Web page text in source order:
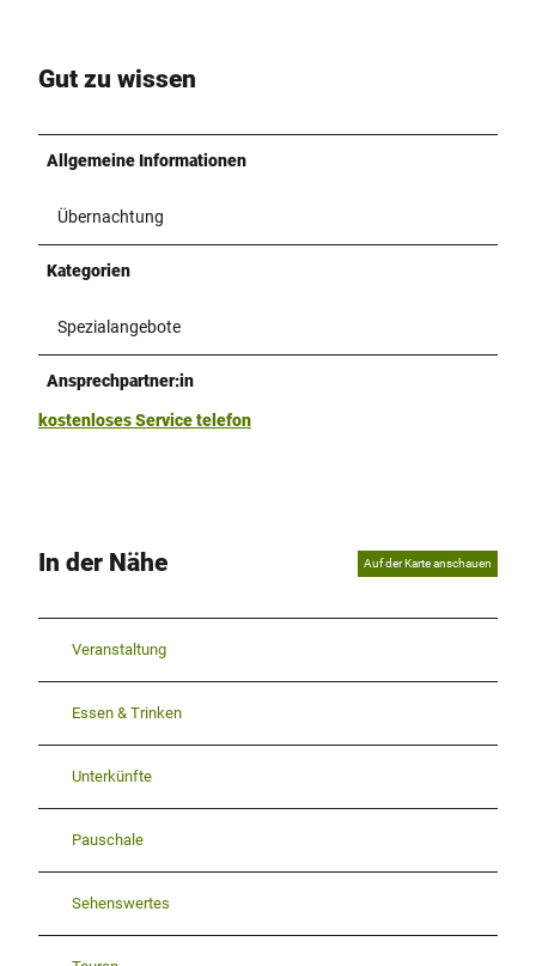
Gut zu wissen
Allgemeine Informationen
Übernachtung
Kategorien
Spezialangebote
Ansprechpartner:in
kostenloses Service telefon
In der Nähe Auf der Karte anschauen
Veranstaltung
Essen & Trinken
Unterkünfte
Pauschale
Sehenswertes